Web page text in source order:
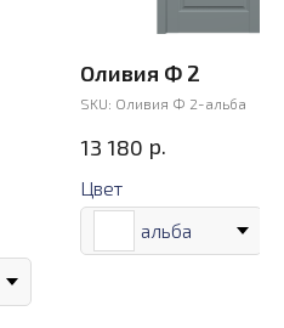
Оливия Ф 2
SKU: Оливия Ф 2-альба
13 180 р.
Цвет
альба